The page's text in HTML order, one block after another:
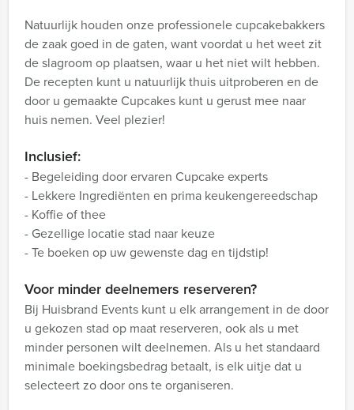
Natuurlijk houden onze professionele cupcakebakkers
de zaak goed in de gaten, want voordat u het weet zit
de slagroom op plaatsen, waar u het niet wilt hebben.
De recepten kunt u natuurlijk thuis uitproberen en de
door u gemaakte Cupcakes kunt u gerust mee naar
huis nemen. Veel plezier!
Inclusief:
- Begeleiding door ervaren Cupcake experts
- Lekkere Ingrediënten en prima keukengereedschap
- Koffie of thee
- Gezellige locatie stad naar keuze
- Te boeken op uw gewenste dag en tijdstip!
Voor minder deelnemers reserveren?
Bij Huisbrand Events kunt u elk arrangement in de door
u gekozen stad op maat reserveren, ook als u met
minder personen wilt deelnemen. Als u het standaard
minimale boekingsbedrag betaalt, is elk uitje dat u
selecteert zo door ons te organiseren.